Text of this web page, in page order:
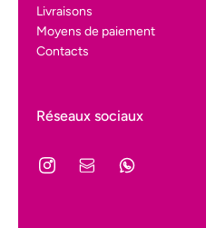
Livraisons
Moyens de paiement
Contacts
Réseaux sociaux